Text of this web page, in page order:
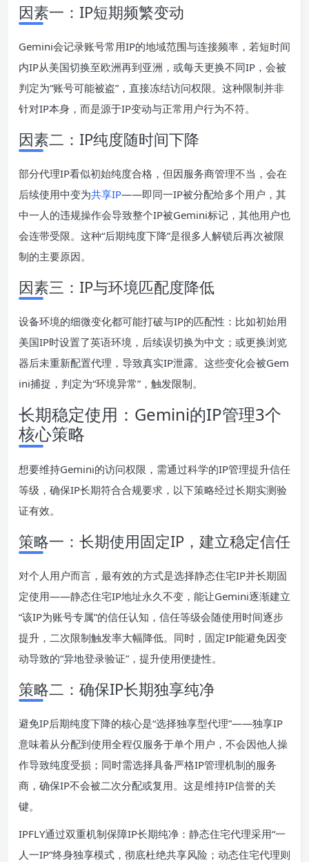
因素一：IP短期频繁变动
Gemini会记录账号常用IP的地域范围与连接频率，若短时间
内IP从美国切换至欧洲再到亚洲，或每天更换不同IP，会被
判定为“账号可能被盗”，直接冻结访问权限。这种限制并非
针对IP本身，而是源于IP变动与正常用户行为不符。
因素二：IP纯度随时间下降
部分代理IP看似初始纯度合格，但因服务商管理不当，会在
后续使用中变为共享IP——即同一IP被分配给多个用户，其
中一人的违规操作会导致整个IP被Gemini标记，其他用户也
会连带受限。这种“后期纯度下降”是很多人解锁后再次被限
制的主要原因。
因素三：IP与环境匹配度降低
设备环境的细微变化都可能打破与IP的匹配性：比如初始用
美国IP时设置了英语环境，后续误切换为中文；或更换浏览
器后未重新配置代理，导致真实IP泄露。这些变化会被Gem
ini捕捉，判定为“环境异常”，触发限制。
长期稳定使用：Gemini的IP管理3个
核心策略
想要维持Gemini的访问权限，需通过科学的IP管理提升信任
等级，确保IP长期符合合规要求，以下策略经过长期实测验
证有效。
策略一：长期使用固定IP，建立稳定信任
对个人用户而言，最有效的方式是选择静态住宅IP并长期固
定使用——静态住宅IP地址永久不变，能让Gemini逐渐建立
“该IP为账号专属”的信任认知，信任等级会随使用时间逐步
提升，二次限制触发率大幅降低。同时，固定IP能避免因变
动导致的“异地登录验证”，提升使用便捷性。
策略二：确保IP长期独享纯净
避免IP后期纯度下降的核心是“选择独享型代理”——独享IP
意味着从分配到使用全程仅服务于单个用户，不会因他人操
作导致纯度受损；同时需选择具备严格IP管理机制的服务
商，确保IP不会被二次分配或复用。这是维持IP信誉的关
键。
IPFLY通过双重机制保障IP长期纯净：静态住宅代理采用“一
人一IP”终身独享模式，彻底杜绝共享风险；动态住宅代理则